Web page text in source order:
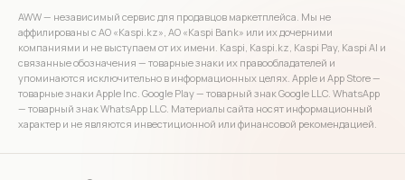
AWW — независимый сервис для продавцов маркетплейса. Мы не
аффилированы с АО «Kaspi.kz», АО «Kaspi Bank» или их дочерними
компаниями и не выступаем от их имени. Kaspi, Kaspi.kz, Kaspi Pay, Kaspi AI и
связанные обозначения — товарные знаки их правообладателей и
упоминаются исключительно в информационных целях. Apple и App Store —
товарные знаки Apple Inc. Google Play — товарный знак Google LLC. WhatsApp
— товарный знак WhatsApp LLC. Материалы сайта носят информационный
характер и не являются инвестиционной или финансовой рекомендацией.